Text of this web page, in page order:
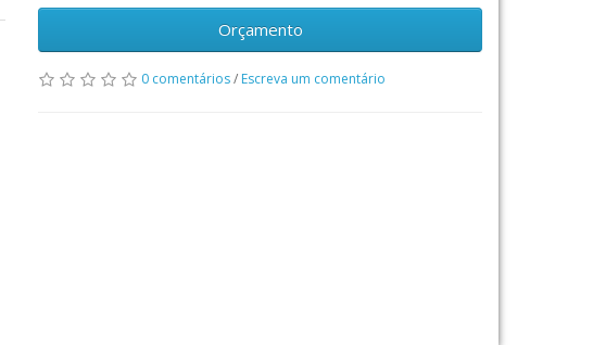
Orçamento
0 comentários/ Escreva um comentário